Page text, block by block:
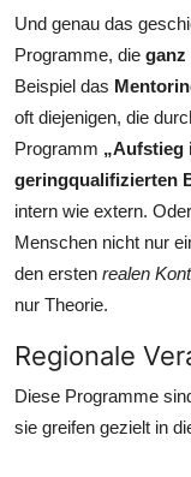
Und genau das
Programme, die ganz
Beispiel das
oft diejenigen, die
Programm „Aufstieg
geringqualifizierten
intern wie extern.
Menschen nicht nur
den ersten realen
nur Theorie.
Regionale
Diese Programme
sie greifen gezielt in